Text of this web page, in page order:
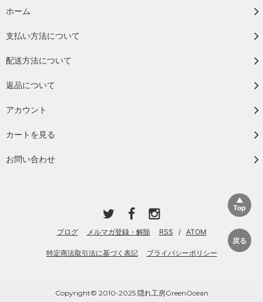
ホーム
支払い方法について
配送方法について
返品について
アカウント
カートを見る
お問い合わせ
ブログ メルマガ登録・解除 RSS / ATOM
特定商法取引法に基づく表記 プライバシーポリシー
Copyright© 2010-2025 隠れ工房GreenOcean